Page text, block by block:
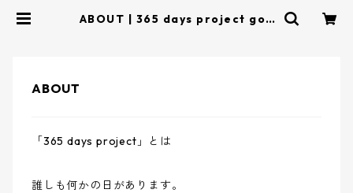
ABOUT | 365 days project goo
ABOUT
「365 days project」とは
誰しも何かの日があります。